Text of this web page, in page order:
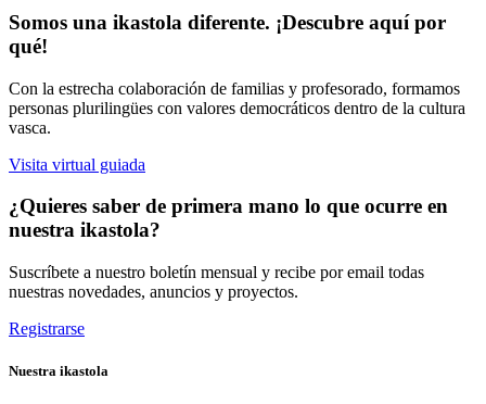
Somos una ikastola diferente. ¡Descubre aquí por
qué!
Con la estrecha colaboración de familias y profesorado, formamos
personas plurilingües con valores democráticos dentro de la cultura
vasca.
Visita virtual guiada
¿Quieres saber de primera mano lo que ocurre en
nuestra ikastola?
Suscríbete a nuestro boletín mensual y recibe por email todas
nuestras novedades, anuncios y proyectos.
Registrarse
Nuestra ikastola